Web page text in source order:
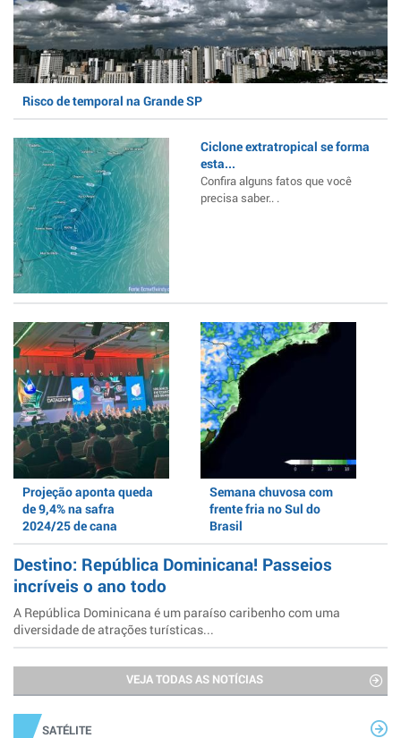
Risco de temporal na Grande SP
Ciclone extratropical se forma
esta...
Confira alguns fatos que você
precisa saber.. .
Projeção aponta queda
de 9,4% na safra
2024/25 de cana
Semana chuvosa com
frente fria no Sul do
Brasil
Destino: República Dominicana! Passeios
incríveis o ano todo
A República Dominicana é um paraíso caribenho com uma
diversidade de atrações turísticas...
VEJA TODAS AS NOTÍCIAS
SATÉLITE